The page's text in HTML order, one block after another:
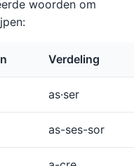
woorden om
Verdeling
as·ser
as-ses-sor